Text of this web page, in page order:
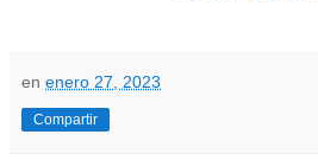
en enero 27, 2023
Compartir